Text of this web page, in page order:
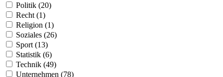
Politik (20)
Recht (1)
Religion (1)
Soziales (26)
Sport (13)
Statistik (6)
Technik (49)
Unternehmen (78)